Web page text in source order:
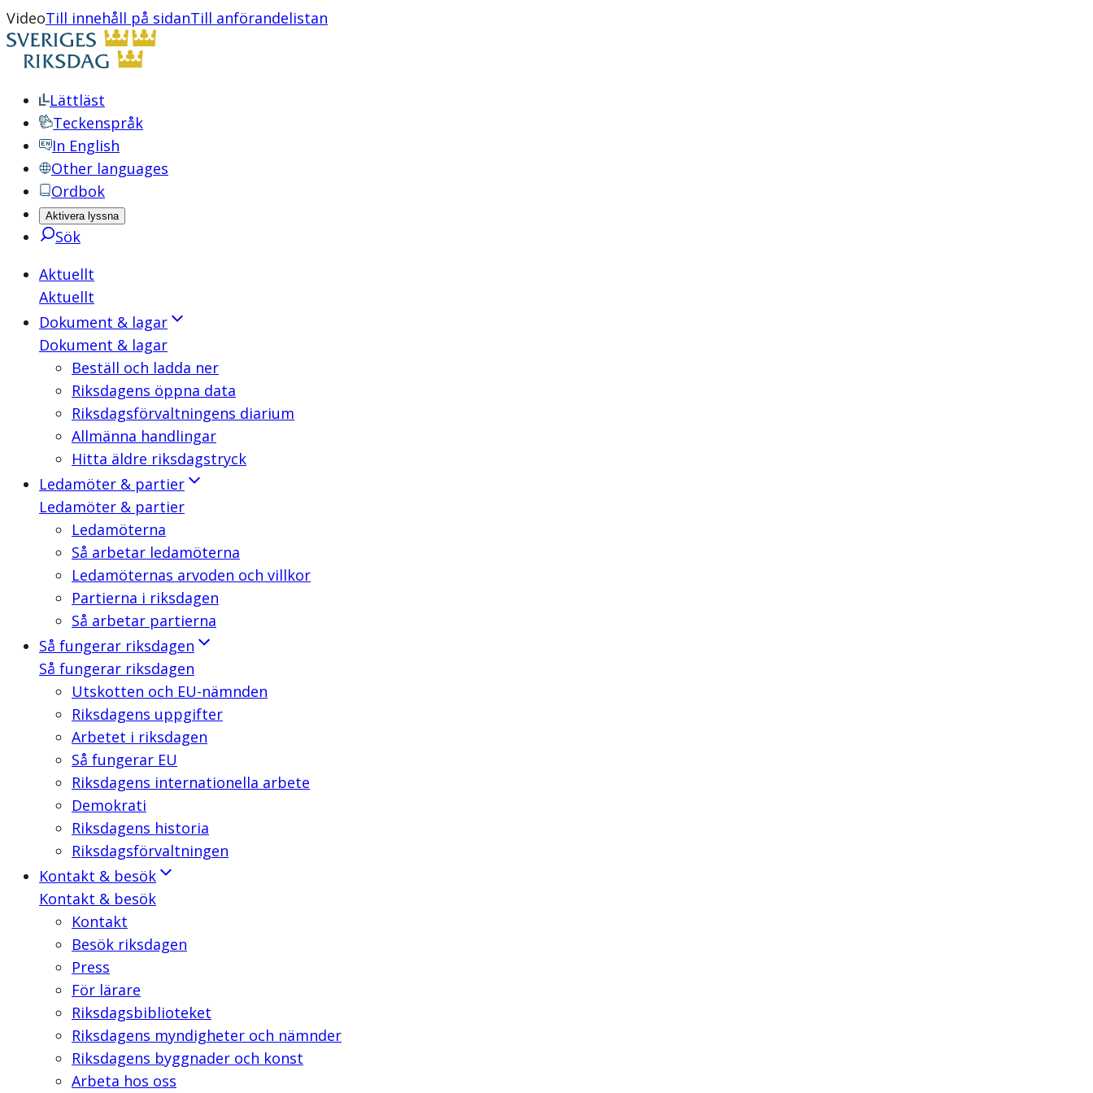
VideoTill innehåll på sidanTill anförandelistan
Lättläst
Teckenspråk
In English
Other languages
Ordbok
Aktivera lyssna
Sök
Aktuellt
Aktuellt
Dokument & lagar
Dokument & lagar
Beställ och ladda ner
Riksdagens öppna data
Riksdagsförvaltningens diarium
Allmänna handlingar
Hitta äldre riksdagstryck
Ledamöter & partier
Ledamöter & partier
Ledamöterna
Så arbetar ledamöterna
Ledamöternas arvoden och villkor
Partierna i riksdagen
Så arbetar partierna
Så fungerar riksdagen
Så fungerar riksdagen
Utskotten och EU-nämnden
Riksdagens uppgifter
Arbetet i riksdagen
Så fungerar EU
Riksdagens internationella arbete
Demokrati
Riksdagens historia
Riksdagsförvaltningen
Kontakt & besök
Kontakt & besök
Kontakt
Besök riksdagen
Press
För lärare
Riksdagsbiblioteket
Riksdagens myndigheter och nämnder
Riksdagens byggnader och konst
Arbeta hos oss